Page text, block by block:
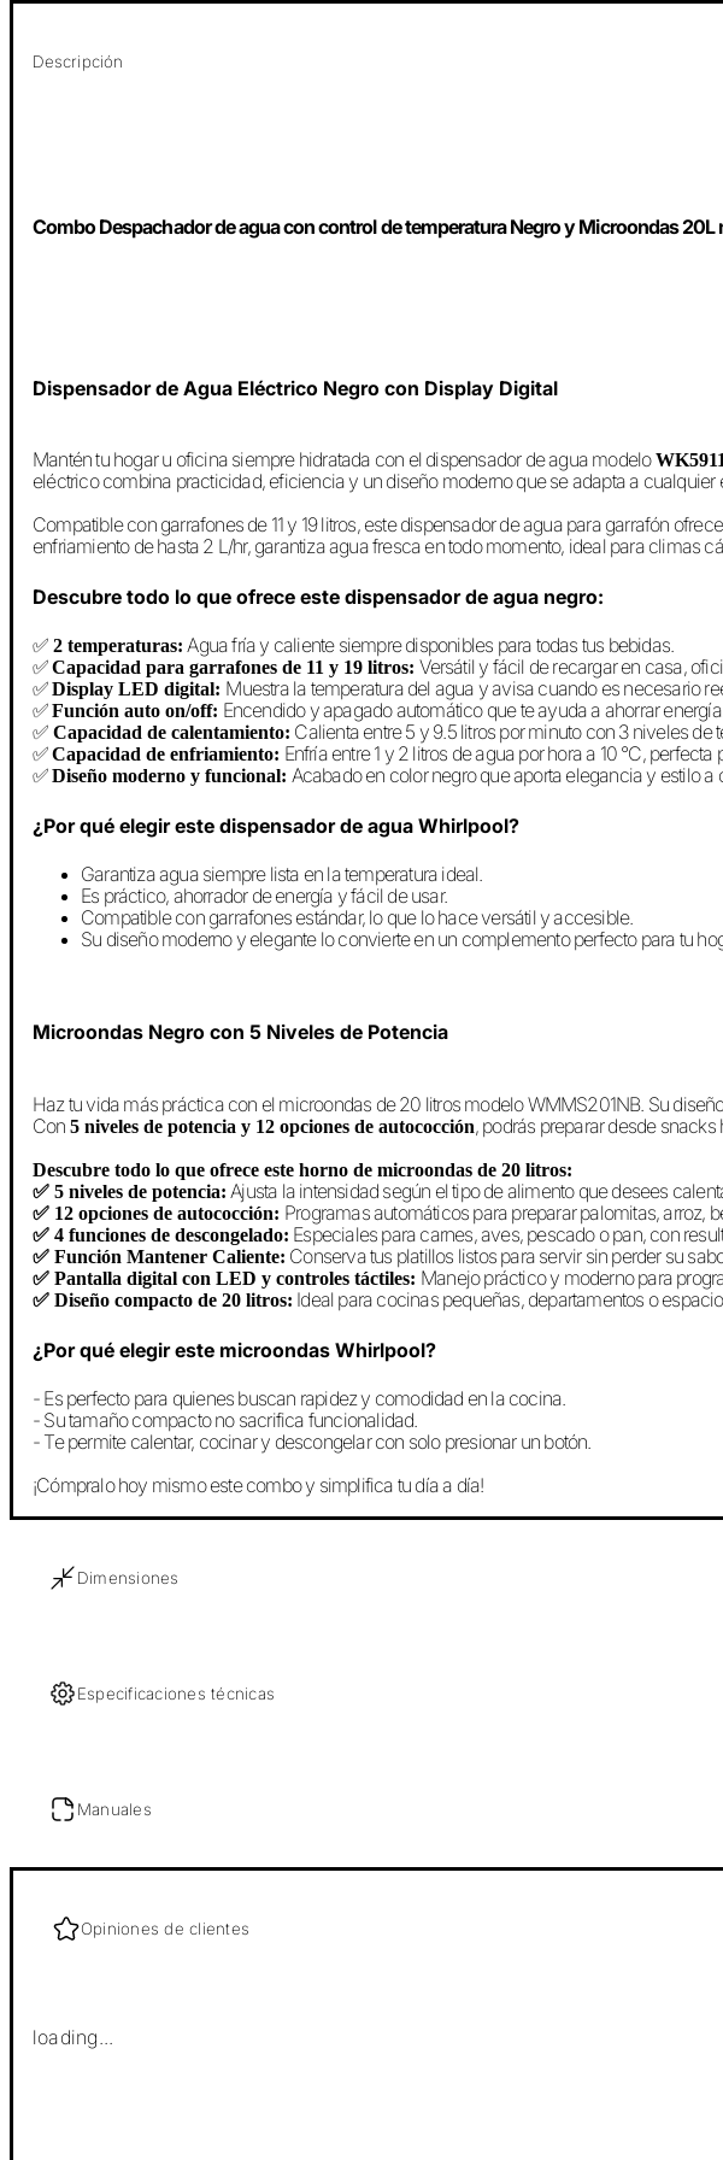
Descripción
Combo Despachador de agua con control de temperatura Negro y Microondas 20L
Dispensador de Agua Eléctrico Negro con Display Digital
Mantén tu hogar u oficina siempre hidratada con el dispensador de agua modelo
eléctrico combina practicidad, eficiencia y un diseño moderno que se adapta a cualquier
Compatible con garrafones de 11 y 19 litros, este dispensador de agua para garrafón
enfriamiento de hasta 2 L/hr, garantiza agua fresca en todo momento, ideal para climas
Descubre todo lo que ofrece este dispensador de agua negro:
✅ 2 temperaturas: Agua fría y caliente siempre disponibles para todas tus bebidas.
✅Capacidad para garrafones de 11 y 19 litros:Versátil y fácil de recargar en casa,
✅Display LED digital: Muestra la temperatura del agua y avisa cuando es necesario
✅Función auto on/off: Encendido y apagado automático que te ayuda a ahorrar energía.
✅ Capacidad de calentamiento: Calienta entre 5 y 9.5 litros por minuto con 3 niveles de
✅Capacidad de enfriamiento: Enfría entre 1 y 2 litros de agua por hora a 10 °C, perfecta
✅Diseño moderno y funcional: Acabado en color negro que aporta elegancia y estilo a
¿Por qué elegir este dispensador de agua Whirlpool?
Garantiza agua siempre lista en la temperatura ideal.
Es práctico, ahorrador de energía y fácil de usar.
Compatible con garrafones estándar, lo que lo hace versátil y accesible.
Su diseño moderno y elegante lo convierte en un complemento perfecto para tu
Microondas Negro con 5 Niveles de Potencia
Haz tu vida más práctica con el microondas de 20 litros modelo WMMS201NB. Su
Con 5 niveles de potencia y 12 opciones de autococción, podrás preparar desde
Descubre todo lo que ofrece este horno de microondas de 20 litros:
✅ 5 niveles de potencia: Ajusta la intensidad según el tipo de alimento que desees
✅ 12 opciones de autococción: Programas automáticos para preparar palomitas, arroz,
✅ 4 funciones de descongelado: Especiales para carnes, aves, pescado o pan, con
✅ Función Mantener Caliente: Conserva tus platillos listos para servir sin perder su
✅ Pantalla digital con LED y controles táctiles: Manejo práctico y moderno para
✅ Diseño compacto de 20 litros: Ideal para cocinas pequeñas, departamentos o
¿Por qué elegir este microondas Whirlpool?
- Es perfecto para quienes buscan rapidez y comodidad en la cocina.
- Su tamaño compacto no sacrifica funcionalidad.
- Te permite calentar, cocinar y descongelar con solo presionar un botón.
¡Cómpralo hoy mismo este combo y simplifica tu día a día!
Dimensiones
Especificaciones técnicas
Manuales
Opiniones de clientes
loading...